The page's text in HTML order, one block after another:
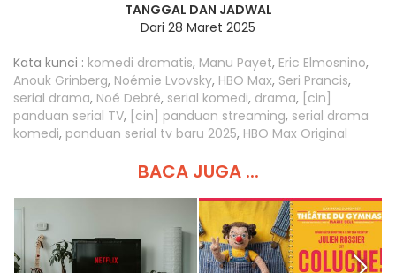
TANGGAL DAN JADWAL
Dari 28 Maret 2025
Kata kunci : komedi dramatis, Manu Payet, Eric Elmosnino,
Anouk Grinberg, Noémie Lvovsky, HBO Max, Seri Prancis,
serial drama, Noé Debré, serial komedi, drama, [cin]
panduan serial TV, [cin] panduan streaming, serial drama
komedi, panduan serial tv baru 2025, HBO Max Original
BACA JUGA ...